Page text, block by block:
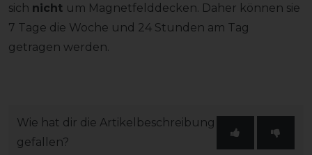
sich nicht um Magnetfelddecken. Daher können sie
7 Tage die Woche und 24 Stunden am Tag
getragen werden.
Wie hat dir die Artikelbeschreibung
gefallen?